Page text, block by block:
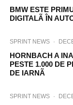
BMW ESTE
DIGITALÃ ÎN
SPRINT NEWS ·
HORNBACH A
PESTE 1.000 DE
DE IARNÃ
SPRINT NEWS ·